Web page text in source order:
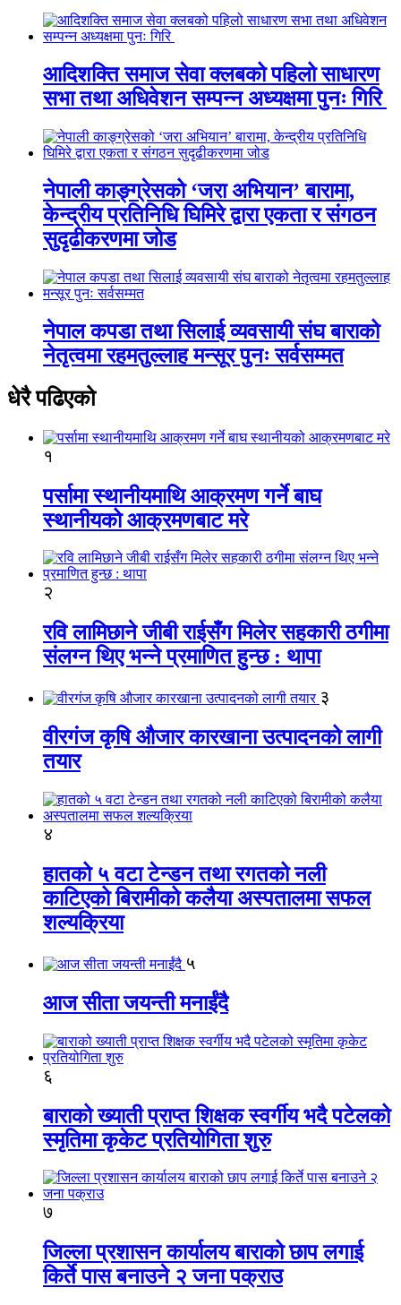
आदिशक्ति समाज सेवा क्लबको पहिलो साधारण
सभा तथा अधिवेशन सम्पन्न अध्यक्षमा पुनः गिरि
नेपाली काङ्ग्रेसको ‘जरा अभियान’ बारामा,
केन्द्रीय प्रतिनिधि घिमिरे द्वारा एकता र संगठन
सुदृढीकरणमा जोड
नेपाल कपडा तथा सिलाई व्यवसायी संघ बाराको
नेतृत्वमा रहमतुल्लाह मन्सूर पुनः सर्वसम्मत
धेरै पढिएको
१
पर्सामा स्थानीयमाथि आक्रमण गर्ने बाघ
स्थानीयको आक्रमणबाट मरे
२
रवि लामिछाने जीबी राईसँग मिलेर सहकारी ठगीमा
संलग्न थिए भन्ने प्रमाणित हुन्छ : थापा
३
वीरगंज कृषि औजार कारखाना उत्पादनको लागी
तयार
४
हातको ५ वटा टेन्डन तथा रगतको नली
काटिएको बिरामीको कलैया अस्पतालमा सफल
शल्यक्रिया
५
आज सीता जयन्ती मनाईंदै
६
बाराको ख्याती प्राप्त शिक्षक स्वर्गीय भदै पटेलको
स्मृतिमा कृकेट प्रतियोगिता शुरु
७
जिल्ला प्रशासन कार्यालय बाराको छाप लगाई
किर्ते पास बनाउने २ जना पक्राउ